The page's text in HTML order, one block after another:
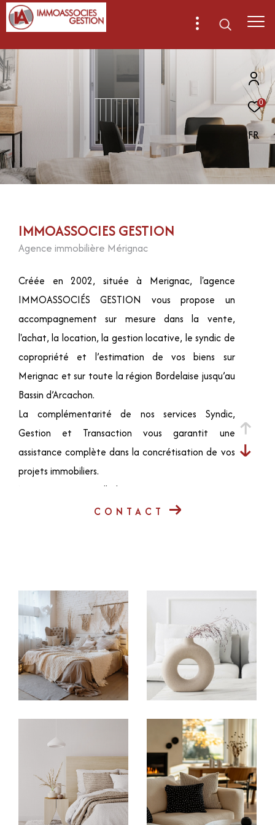
0
FR
IMMOASSOCIES GESTION
Agence immobilière Mérignac
Créée en 2002, située à Merignac, l'agence
IMMOASSOCIÉS GESTION vous propose un
accompagnement sur mesure dans la vente,
l'achat, la location, la gestion locative, le syndic de
copropriété et l’estimation de vos biens sur
Merignac et sur toute la région Bordelaise jusqu’au
Bassin d’Arcachon.
La complémentarité de nos services Syndic,
Gestion et Transaction vous garantit une
assistance complète dans la concrétisation de vos
projets immobiliers.
Notre agence à taille humaine, se caractérise par
une équipe à l'écoute, dynamique et disponible.
gnac,IMMOASSOCIÉS GESTION accompagne
vendeurs et acquéreurs dans tous leurs projets
immobiliers. Grâce à notre parfaite connaissance
du marché immobilier à Mérignac et dans la
métropole bordelaise, nous vous aidons à vendre
ou acheter un bien dans les meilleures conditions.
locatif ou résidence principale : notre équipe vous
conseille à chaque étape de votre projet
immobilier. Notre objectif est de vous proposer un
accompagnement personnalisé, réactif et
efficace afin de sécuriser votre transaction
CONTACT